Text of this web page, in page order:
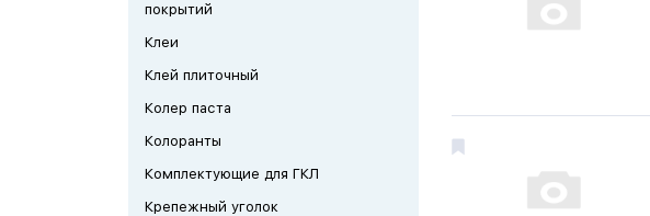
покрытий
Клеи
Клей плиточный
Колер паста
Колоранты
Комплектующие для ГКЛ
Крепежный уголок